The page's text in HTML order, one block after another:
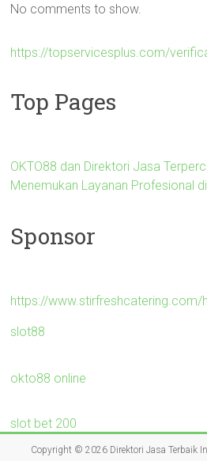
No comments to show.
https://topservicesplus.com/
Top Pages
OKTO88 dan Direktori Jasa
Menemukan Layanan Profesional
Sponsor
https://www.stirfreshcatering.com/
slot88
okto88 online
slot bet 200
Copyright © 2026 Direktori Jasa Terbaik